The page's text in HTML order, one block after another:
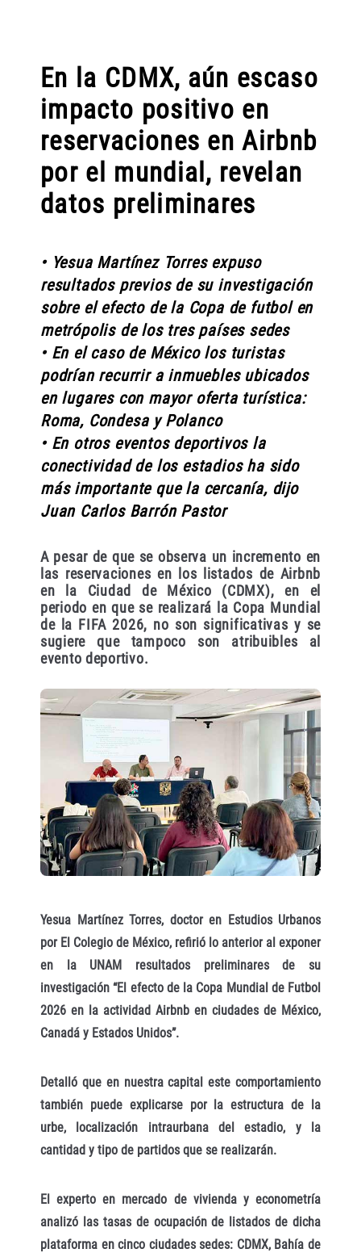
En la CDMX, aún escaso
impacto positivo en
reservaciones en Airbnb
por el mundial, revelan
datos preliminares
• Yesua Martínez Torres expuso
resultados previos de su investigación
sobre el efecto de la Copa de futbol en
metrópolis de los tres países sedes
• En el caso de México los turistas
podrían recurrir a inmuebles ubicados
en lugares con mayor oferta turística:
Roma, Condesa y Polanco
• En otros eventos deportivos la
conectividad de los estadios ha sido
más importante que la cercanía, dijo
Juan Carlos Barrón Pastor
A pesar de que se observa un incremento en
las reservaciones en los listados de Airbnb
en la Ciudad de México (CDMX), en el
periodo en que se realizará la Copa Mundial
de la FIFA 2026, no son significativas y se
sugiere que tampoco son atribuibles al
evento deportivo.
Yesua Martínez Torres, doctor en Estudios Urbanos
por El Colegio de México, refirió lo anterior al exponer
en la UNAM resultados preliminares de su
investigación “El efecto de la Copa Mundial de Futbol
2026 en la actividad Airbnb en ciudades de México,
Canadá y Estados Unidos”.
Detalló que en nuestra capital este comportamiento
también puede explicarse por la estructura de la
urbe, localización intraurbana del estadio, y la
cantidad y tipo de partidos que se realizarán.
El experto en mercado de vivienda y econometría
analizó las tasas de ocupación de listados de dicha
plataforma en cinco ciudades sedes: CDMX, Bahía de